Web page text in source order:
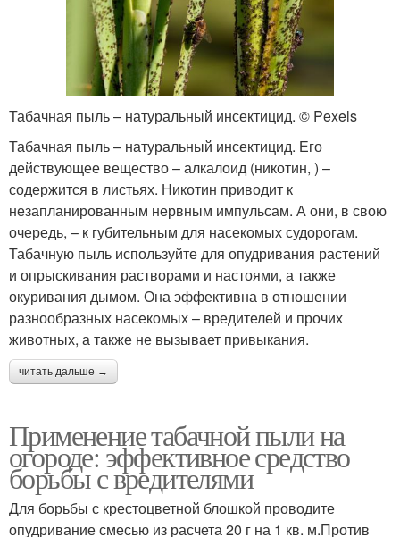
Табачная пыль – натуральный инсектицид. © Pexels
Табачная пыль – натуральный инсектицид. Его
действующее вещество – алкалоид (никотин, ) –
содержится в листьях. Никотин приводит к
незапланированным нервным импульсам. А они, в свою
очередь, – к губительным для насекомых судорогам.
Табачную пыль используйте для опудривания растений
и опрыскивания растворами и настоями, а также
окуривания дымом. Она эффективна в отношении
разнообразных насекомых – вредителей и прочих
животных, а также не вызывает привыкания.
читать дальше →
Применение табачной пыли на
огороде: эффективное средство
борьбы с вредителями
Для борьбы с крестоцветной блошкой проводите
опудривание смесью из расчета 20 г на 1 кв. м.Против